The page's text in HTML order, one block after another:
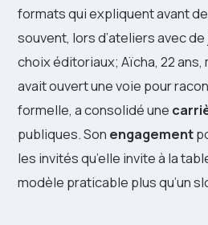
formats qui expliquent avant
souvent, lors d’ateliers avec
choix éditoriaux; Aïcha, 22
avait ouvert une voie pour
formelle, a consolidé une
publiques. Son engagement
les invités qu’elle invite à la
modèle praticable plus qu’un